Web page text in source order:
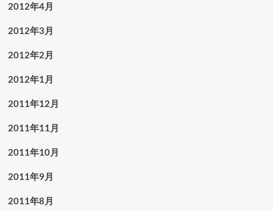
2012年4月
2012年3月
2012年2月
2012年1月
2011年12月
2011年11月
2011年10月
2011年9月
2011年8月